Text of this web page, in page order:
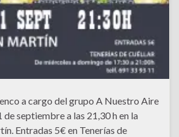
a cargo del grupo A Nuestro Aire
septiembre a las 21,30 h en la
Entradas 5€ en Tenerías de